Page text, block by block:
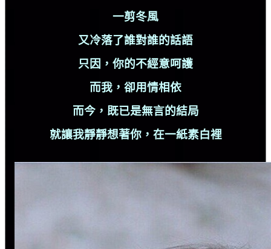
一剪冬風
又冷落了誰對誰的話語
只因，你的不經意呵護
而我，卻用情相依
而今，既已是無言的結局
就讓我靜靜想著你，在一紙素白裡